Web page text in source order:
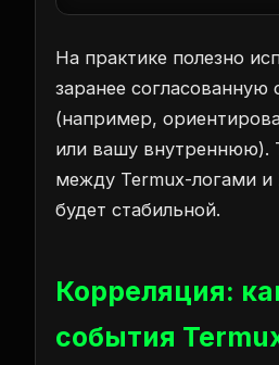
На практике полезно
заранее согласованную
(например,
или вашу внутреннюю).
между Termux-логами и
будет стабильной.
Корреляция:
события